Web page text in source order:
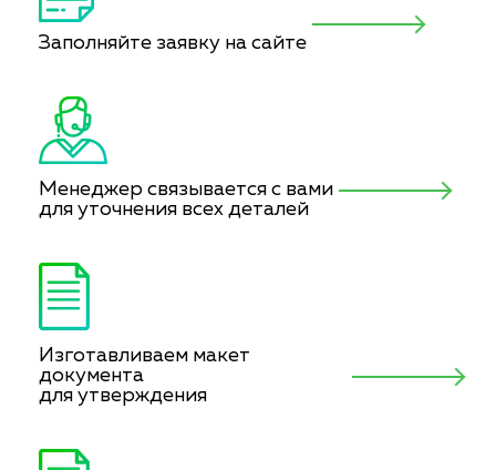
Заполняйте заявку на сайте
Менеджер связывается с вами
для уточнения всех деталей
Изготавливаем макет
документа
для утверждения